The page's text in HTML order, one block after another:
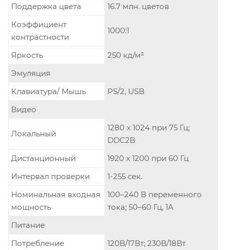
Поддержка цвета
16.7 млн. цветов
Коэффициент
контрастности
1000:1
Яркость
250 кд/м²
Эмуляция
Клавиатура/ Мышь
PS/2, USB
Видео
Локальный
1280 x 1024 при 75 Гц;
DDC2B
Дистанционный
1920 x 1200 при 60 Гц
Интервал проверки
1-255 сек.
Номинальная входная
мощность
100–240 В переменного
тока; 50–60 Гц, 1A
Питание
Потребление
120В/17Вт; 230В/18Вт